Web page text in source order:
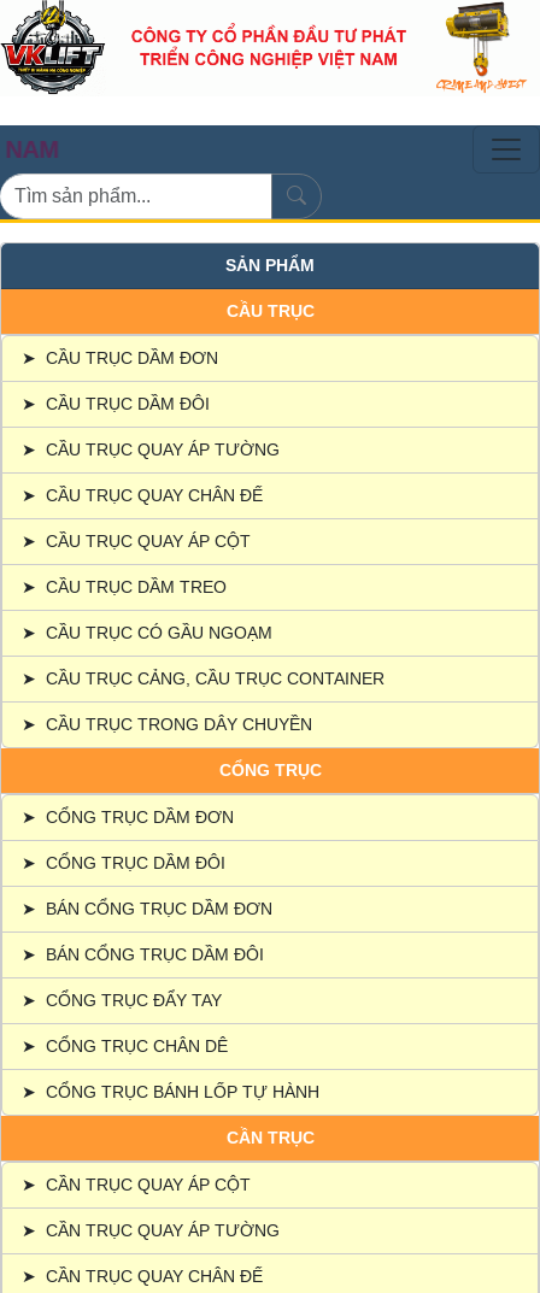
CẦU
SẢN PHẨM
CẦU TRỤC
➤ CẦU TRỤC DẦM ĐƠN
➤ CẦU TRỤC DẦM ĐÔI
➤ CẦU TRỤC QUAY ÁP TƯỜNG
➤ CẦU TRỤC QUAY CHÂN ĐẾ
➤ CẦU TRỤC QUAY ÁP CỘT
➤ CẦU TRỤC DẦM TREO
➤ CẦU TRỤC CÓ GẦU NGOẠM
➤ CẦU TRỤC CẢNG, CẦU TRỤC CONTAINER
➤ CẦU TRỤC TRONG DÂY CHUYỀN
CỔNG TRỤC
➤ CỔNG TRỤC DẦM ĐƠN
➤ CỔNG TRỤC DẦM ĐÔI
➤ BÁN CỔNG TRỤC DẦM ĐƠN
➤ BÁN CỔNG TRỤC DẦM ĐÔI
➤ CỔNG TRỤC ĐẨY TAY
➤ CỔNG TRỤC CHÂN DÊ
➤ CỔNG TRỤC BÁNH LỐP TỰ HÀNH
CẦN TRỤC
➤ CẦN TRỤC QUAY ÁP CỘT
➤ CẦN TRỤC QUAY ÁP TƯỜNG
➤ CẦN TRỤC QUAY CHÂN ĐẾ